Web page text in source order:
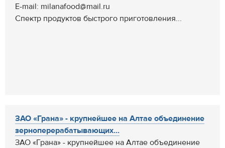
E-mail: milanafood@mail.ru
Спектр продуктов быстрого приготовления...
ЗАО «Грана» - крупнейшее на Алтае объединение
зерноперерабатывающих...
ЗАО «Грана» - крупнейшее на Алтае объединение